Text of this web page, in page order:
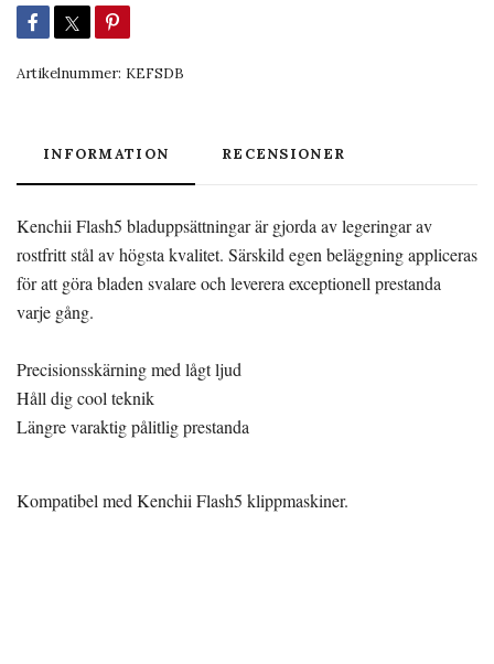
Artikelnummer: KEFSDB
INFORMATION RECENSIONER
Kenchii Flash5 bladuppsättningar är gjorda av legeringar av
rostfritt stål av högsta kvalitet. Särskild egen beläggning appliceras
för att göra bladen svalare och leverera exceptionell prestanda
varje gång.
Precisionsskärning med lågt ljud
Håll dig cool teknik
Längre varaktig pålitlig prestanda
Kompatibel med Kenchii Flash5 klippmaskiner.